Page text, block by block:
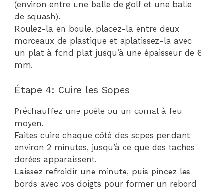
(environ entre une balle de golf et une balle
de squash).
Roulez-la en boule, placez-la entre deux
morceaux de plastique et aplatissez-la avec
un plat à fond plat jusqu’à une épaisseur de 6
mm.
Étape 4: Cuire les Sopes
Préchauffez une poêle ou un comal à feu
moyen.
Faites cuire chaque côté des sopes pendant
environ 2 minutes, jusqu’à ce que des taches
dorées apparaissent.
Laissez refroidir une minute, puis pincez les
bords avec vos doigts pour former un rebord